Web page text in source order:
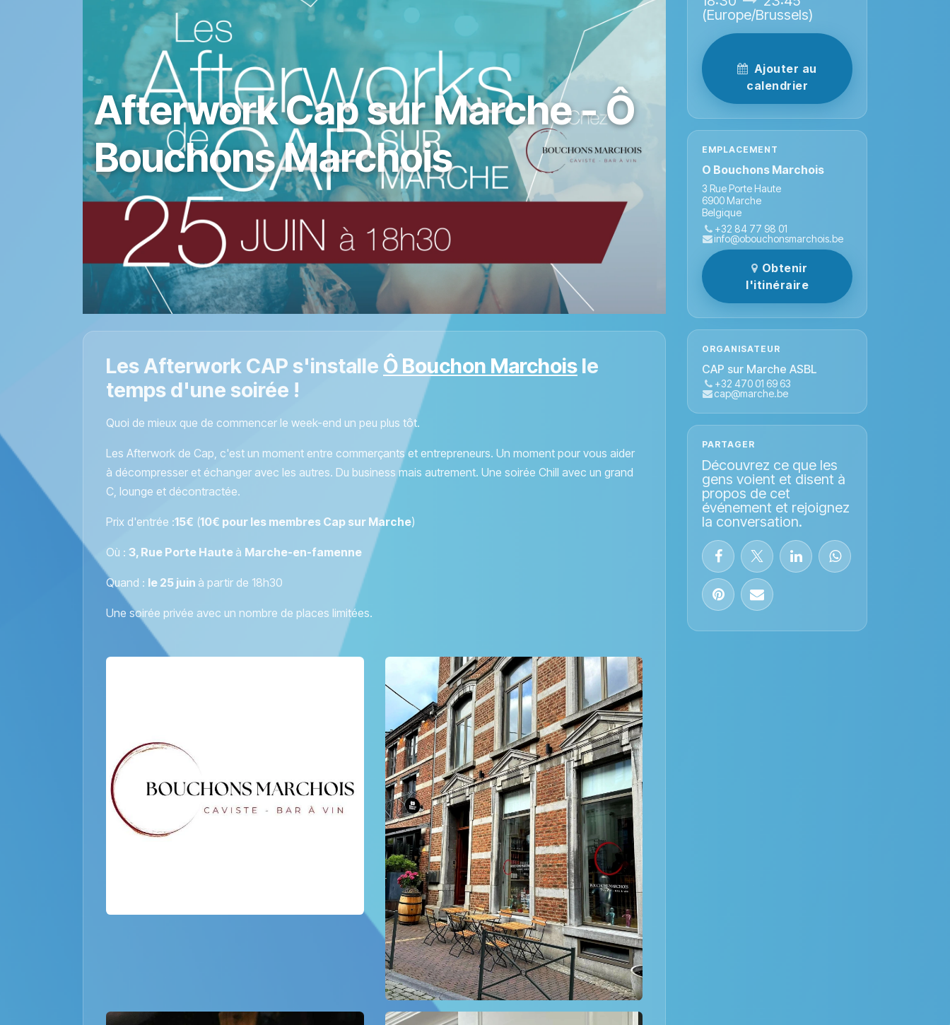
Afterwork Cap sur Marche - Ô
Bouchons Marchois
Les Afterwork CAP s'installe Ô Bouchon Marchois le
temps d'une soirée !
Quoi de mieux que de commencer le week-end un peu plus tôt.
Les Afterwork de Cap, c'est un moment entre commerçants et entrepreneurs. Un moment pour vous aider
à décompresser et échanger avec les autres. Du business mais autrement. Une soirée Chill avec un grand
C, lounge et décontractée.
Prix d'entrée :15€ (10€ pour les membres Cap sur Marche)
Où : 3, Rue Porte Haute à Marche-en-famenne
Quand : le 25 juin à partir de 18h30
Une soirée privée avec un nombre de places limitées.
(Europe/Brussels)
Ajouter au
calendrier
EMPLACEMENT
O Bouchons Marchois
3 Rue Porte Haute
6900 Marche
Belgique
+32 84 77 98 01
info@obouchonsmarchois.be
Obtenir
l'itinéraire
ORGANISATEUR
CAP sur Marche ASBL
+32 470 01 69 63
cap@marche.be
PARTAGER
Découvrez ce que les
gens voient et disent à
propos de cet
événement et rejoignez
la conversation.